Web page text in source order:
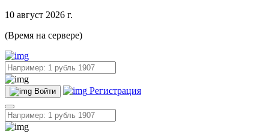
10 август 2026 г.
(Время на сервере)
Войти Регистрация